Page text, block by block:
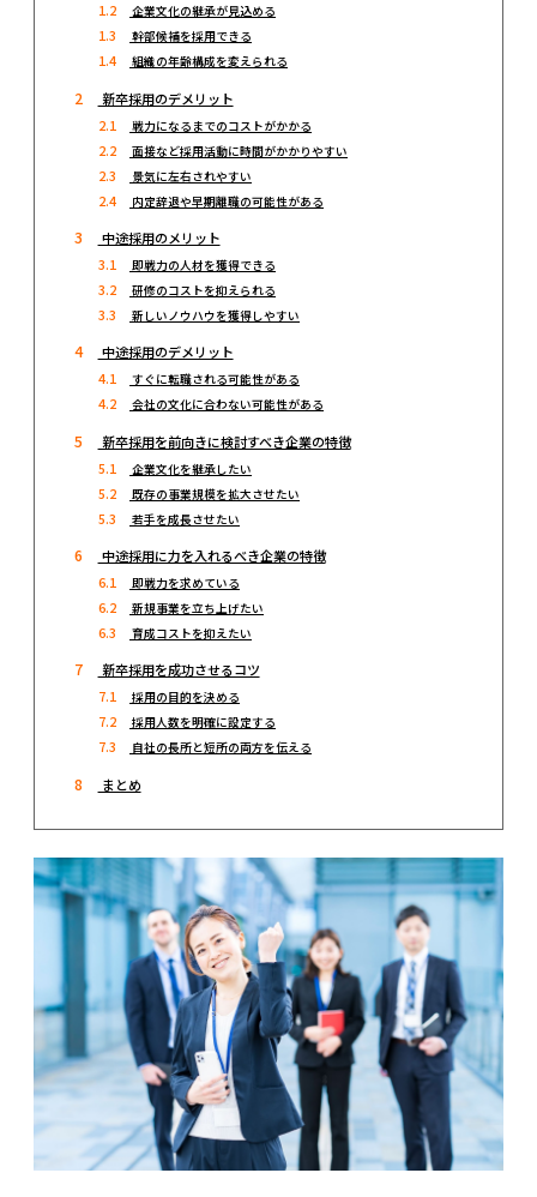
1.2 企業文化の継承が見込める
1.3 幹部候補を採用できる
1.4 組織の年齢構成を変えられる
2 新卒採用のデメリット
2.1 戦力になるまでのコストがかかる
2.2 面接など採用活動に時間がかかりやすい
2.3 景気に左右されやすい
2.4 内定辞退や早期離職の可能性がある
3 中途採用のメリット
3.1 即戦力の人材を獲得できる
3.2 研修のコストを抑えられる
3.3 新しいノウハウを獲得しやすい
4 中途採用のデメリット
4.1 すぐに転職される可能性がある
4.2 会社の文化に合わない可能性がある
5 新卒採用を前向きに検討すべき企業の特徴
5.1 企業文化を継承したい
5.2 既存の事業規模を拡大させたい
5.3 若手を成長させたい
6 中途採用に力を入れるべき企業の特徴
6.1 即戦力を求めている
6.2 新規事業を立ち上げたい
6.3 育成コストを抑えたい
7 新卒採用を成功させるコツ
7.1 採用の目的を決める
7.2 採用人数を明確に設定する
7.3 自社の長所と短所の両方を伝える
8 まとめ